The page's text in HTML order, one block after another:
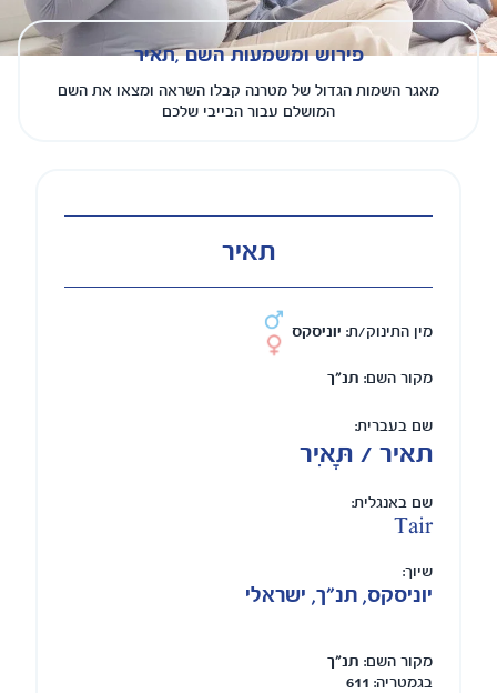
פירוש ומשמעות השם ,תאיר
מאגר השמות הגדול של מטרנה קבלו השראה ומצאו את השם
המושלם עבור הבייבי שלכם
תאיר
מין התינוק/ת: יוניסקס
מקור השם: תנ"ך
שם בעברית:
תאיר / תָּאִיר
שם באנגלית:
Tair
שיוך:
יוניסקס, תנ"ך, ישראלי
מקור השם: תנ"ך
בגמטריה: 611